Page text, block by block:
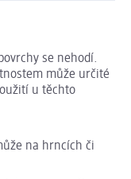
se nehodí.
může určité
u těchto
na hrncích či